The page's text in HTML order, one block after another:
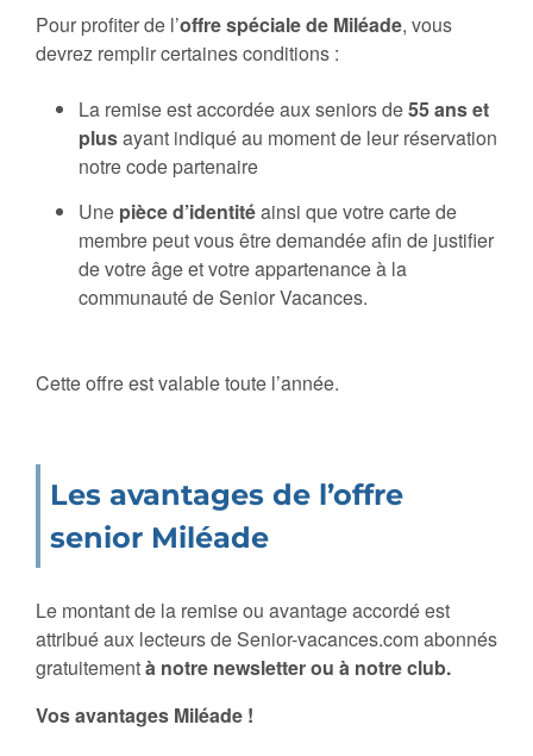
Pour profiter de l’offre spéciale de Miléade, vous
devrez remplir certaines conditions :
La remise est accordée aux seniors de55 ans et
plusayant indiqué au moment de leur réservation
notre code partenaire
Une pièce d’identitéainsi que votre carte de
membre peut vous être demandée afin de justifier
de votre âge et votre appartenance à la
communauté de Senior Vacances.
Cette offre est valable toute l’année.
Les avantages de l’offre
senior Miléade
Le montant de la remise ou avantage accordé est
attribué aux lecteurs de Senior-vacances.com abonnés
gratuitementà notre newsletter ou à notre club.
Vos avantages Miléade !